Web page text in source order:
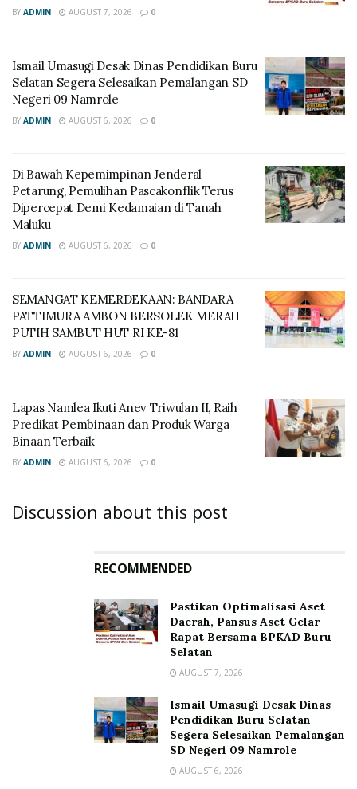
BY ADMIN AUGUST 7, 2026 0
Ismail Umasugi Desak Dinas Pendidikan Buru
Selatan Segera Selesaikan Pemalangan SD
Negeri 09 Namrole
BY ADMIN AUGUST 6, 2026 0
Di Bawah Kepemimpinan Jenderal
Petarung, Pemulihan Pascakonflik Terus
Dipercepat Demi Kedamaian di Tanah
Maluku
BY ADMIN AUGUST 6, 2026 0
SEMANGAT KEMERDEKAAN: BANDARA
PATTIMURA AMBON BERSOLEK MERAH
PUTIH SAMBUT HUT RI KE-81
BY ADMIN AUGUST 6, 2026 0
Lapas Namlea Ikuti Anev Triwulan II, Raih
Predikat Pembinaan dan Produk Warga
Binaan Terbaik
BY ADMIN AUGUST 6, 2026 0
Discussion about this post
RECOMMENDED
Pastikan Optimalisasi Aset
Daerah, Pansus Aset Gelar
Rapat Bersama BPKAD Buru
Selatan
AUGUST 7, 2026
Ismail Umasugi Desak Dinas
Pendidikan Buru Selatan
Segera Selesaikan Pemalangan
SD Negeri 09 Namrole
AUGUST 6, 2026